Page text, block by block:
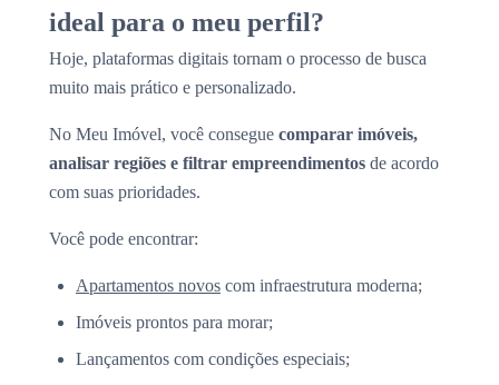
ideal para o meu perfil?
Hoje, plataformas digitais tornam o processo de busca
muito mais prático e personalizado.
No Meu Imóvel, você consegue comparar imóveis,
analisar regiões e filtrar empreendimentos de acordo
com suas prioridades.
Você pode encontrar:
Apartamentos novos com infraestrutura moderna;
Imóveis prontos para morar;
Lançamentos com condições especiais;